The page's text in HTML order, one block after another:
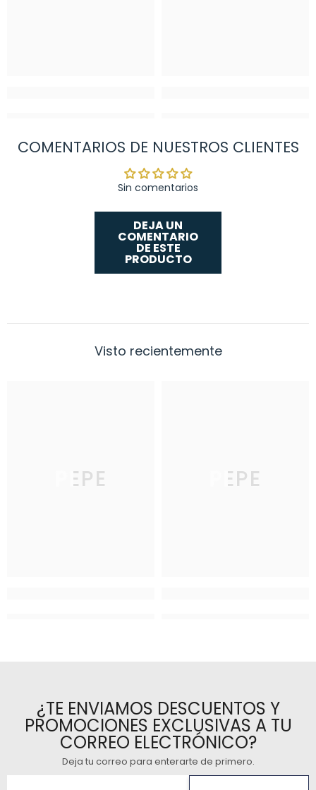
COMENTARIOS DE NUESTROS CLIENTES
Sin comentarios
DEJA UN
COMENTARIO
DE ESTE
PRODUCTO
Visto recientemente
PEPE PEPE
¿TE ENVIAMOS DESCUENTOS Y
PROMOCIONES EXCLUSIVAS A TU
CORREO ELECTRÓNICO?
Deja tu correo para enterarte de primero.